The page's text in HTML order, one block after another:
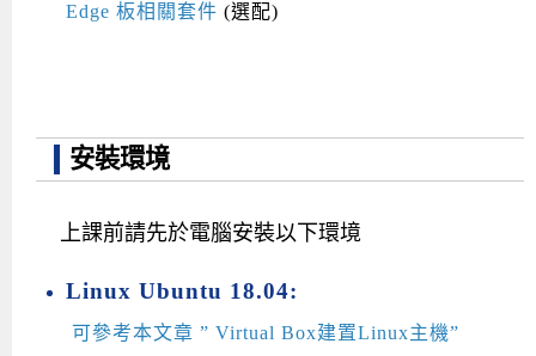
Edge 板相關套件 (選配)
安裝環境
上課前請先於電腦安裝以下環境
Linux Ubuntu 18.04:
可參考本文章 ” Virtual Box建置Linux主機”